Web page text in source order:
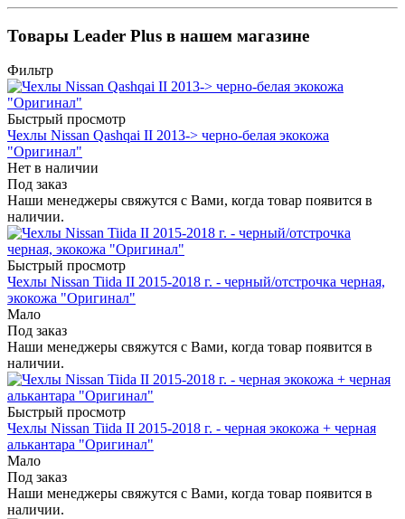
Товары Leader Plus в нашем магазине
Фильтр
Быстрый просмотр
Чехлы Nissan Qashqai II 2013-> черно-белая экокожа
"Оригинал"
Нет в наличии
Под заказ
Наши менеджеры свяжутся с Вами, когда товар появится в
наличии.
Быстрый просмотр
Чехлы Nissan Tiida II 2015-2018 г. - черный/отстрочка черная,
экокожа "Оригинал"
Мало
Под заказ
Наши менеджеры свяжутся с Вами, когда товар появится в
наличии.
Быстрый просмотр
Чехлы Nissan Tiida II 2015-2018 г. - черная экокожа + черная
алькантара "Оригинал"
Мало
Под заказ
Наши менеджеры свяжутся с Вами, когда товар появится в
наличии.